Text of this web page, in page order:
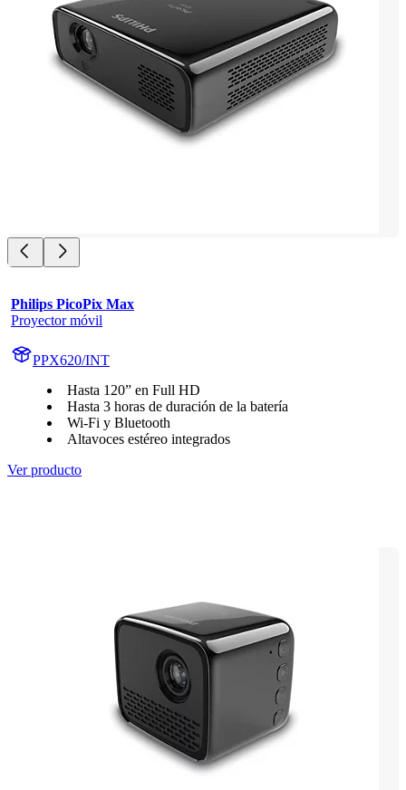
Philips PicoPix Max
Proyector móvil
PPX620/INT
Hasta 120” en Full HD
Hasta 3 horas de duración de la batería
Wi-Fi y Bluetooth
Altavoces estéreo integrados
Ver producto